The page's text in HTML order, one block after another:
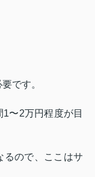
です。
〜2万円程度が目
るので、ここはサ